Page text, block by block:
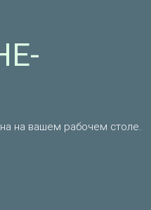
на вашем рабочем столе.